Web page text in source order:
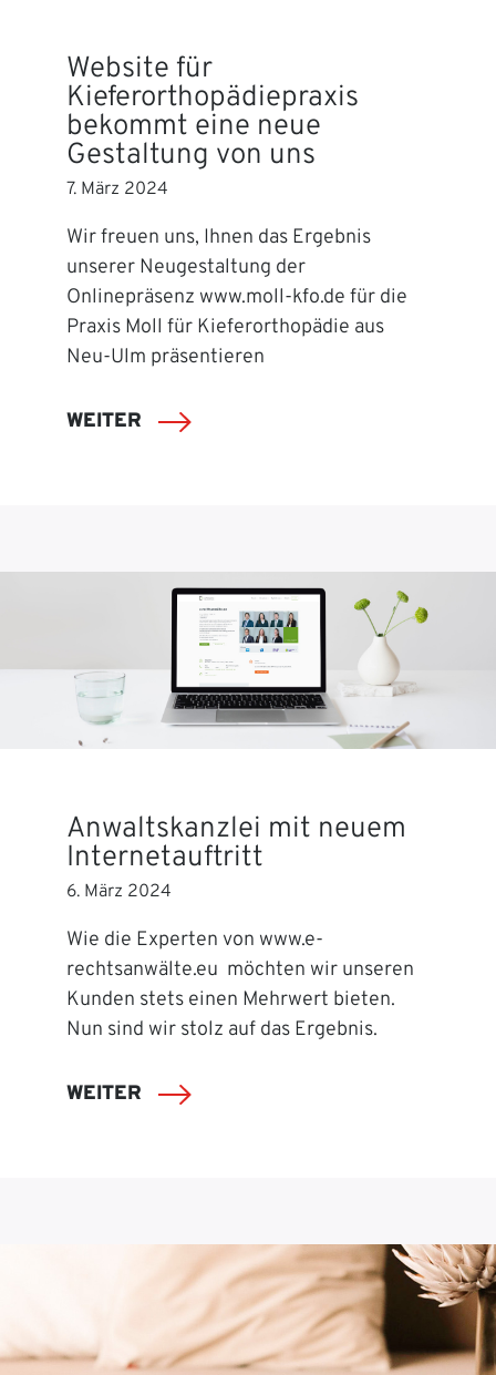
Website für
Kieferorthopädiepraxis
bekommt eine neue
Gestaltung von uns
7. März 2024
Wir freuen uns, Ihnen das Ergebnis
unserer Neugestaltung der
Onlinepräsenz www.moll-kfo.de für die
Praxis Moll für Kieferorthopädie aus
Neu-Ulm präsentieren
WEITER
Anwaltskanzlei mit neuem
Internetauftritt
6. März 2024
Wie die Experten von www.e-
rechtsanwälte.eu möchten wir unseren
Kunden stets einen Mehrwert bieten.
Nun sind wir stolz auf das Ergebnis.
WEITER